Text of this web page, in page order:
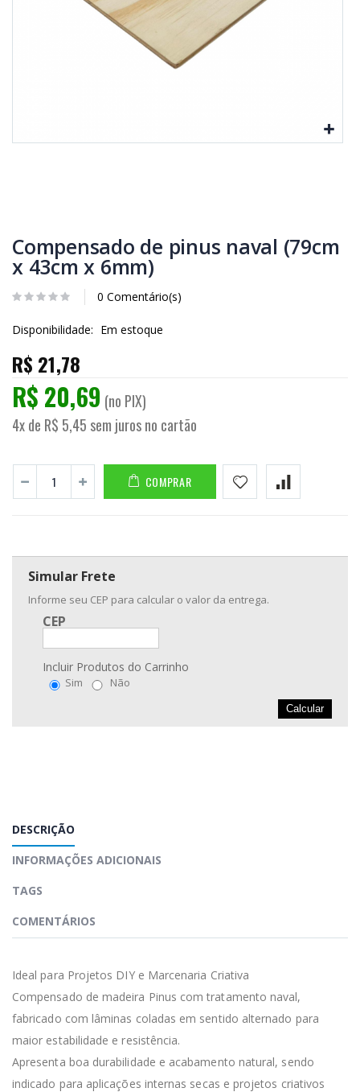
Compensado de pinus naval (79cm
x 43cm x 6mm)
0 Comentário(s)
Disponibilidade: Em estoque
R$ 21,78
R$ 20,69 (no PIX)
4x de R$ 5,45 sem juros no cartão
COMPRAR
Simular Frete
Informe seu CEP para calcular o valor da entrega.
CEP
Incluir Produtos do Carrinho
Sim Não
Calcular
DESCRIÇÃO
INFORMAÇÕES ADICIONAIS
TAGS
COMENTÁRIOS
Ideal para Projetos DIY e Marcenaria Criativa
Compensado de madeira Pinus com tratamento naval,
fabricado com lâminas coladas em sentido alternado para
maior estabilidade e resistência.
Apresenta boa durabilidade e acabamento natural, sendo
indicado para aplicações internas secas e projetos criativos